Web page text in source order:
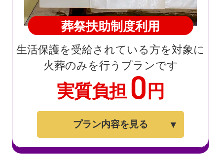
葬祭扶助制度利用
生活保護を受給されている方を対象に
火葬のみを行うプランです
実質負担 0円
プラン内容を見る